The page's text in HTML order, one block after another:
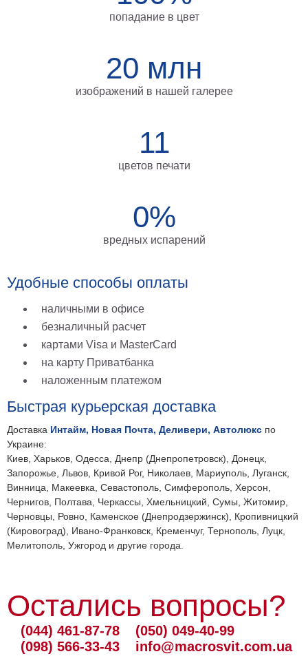
попадание в цвет
20 млн
изображений в нашей галерее
11
цветов печати
0%
вредных испарений
Удобные способы оплаты
наличными в офисе
безналичный расчет
картами Visa и MasterCard
на карту Приватбанка
наложенным платежом
Быстрая курьерская доставка
Доставка Интайм, Новая Почта, Деливери, Автолюкс по
Украине:
Киев, Харьков, Одесса, Днепр (Днепропетровск), Донецк,
Запорожье, Львов, Кривой Рог, Николаев, Мариуполь, Луганск,
Винница, Макеевка, Севастополь, Симферополь, Херсон,
Чернигов, Полтава, Черкассы, Хмельницкий, Сумы, Житомир,
Черновцы, Ровно, Каменское (Днепродзержинск), Кропивницкий
(Кировоград), Ивано-Франковск, Кременчуг, Тернополь, Луцк,
Мелитополь, Ужгород и другие города.
Остались вопросы?
(044) 461-87-78
(098) 566-33-43
(050) 049-40-99
info@macrosvit.com.ua